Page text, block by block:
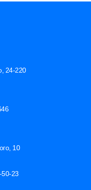
24-220
10
23